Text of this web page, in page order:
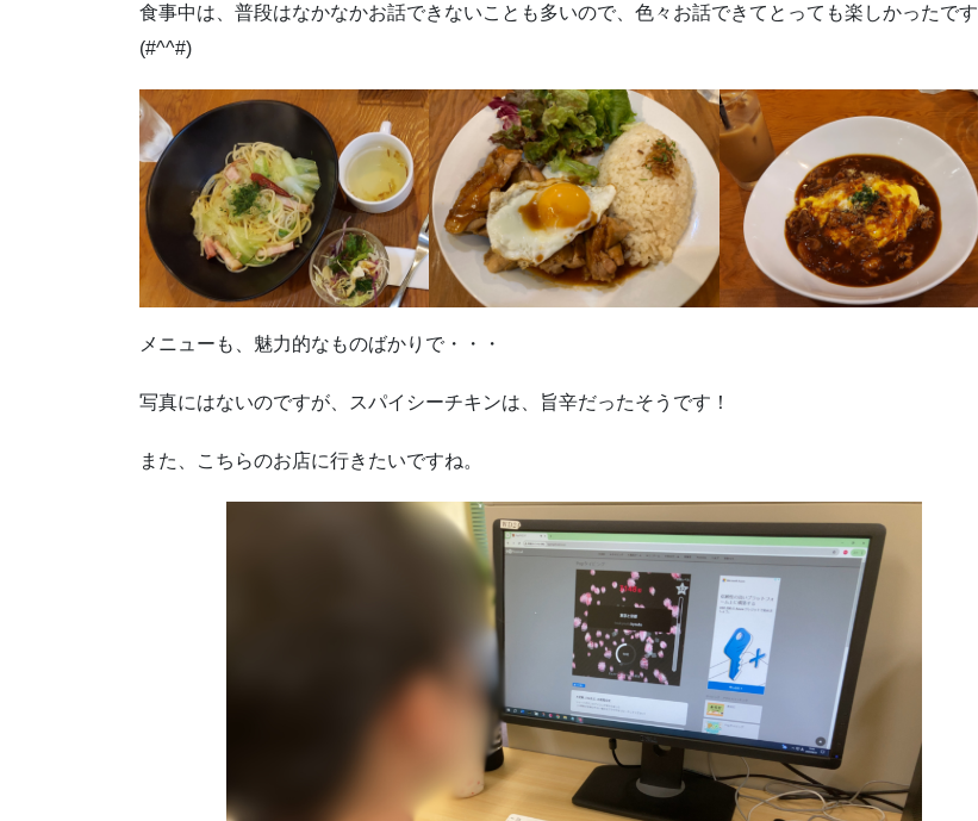
食事中は、普段はなかなかお話できないことも多いので、色々お話できてとっても楽しかったです
(#^^#)
メニューも、魅力的なものばかりで・・・
写真にはないのですが、スパイシーチキンは、旨辛だったそうです！
また、こちらのお店に行きたいですね。